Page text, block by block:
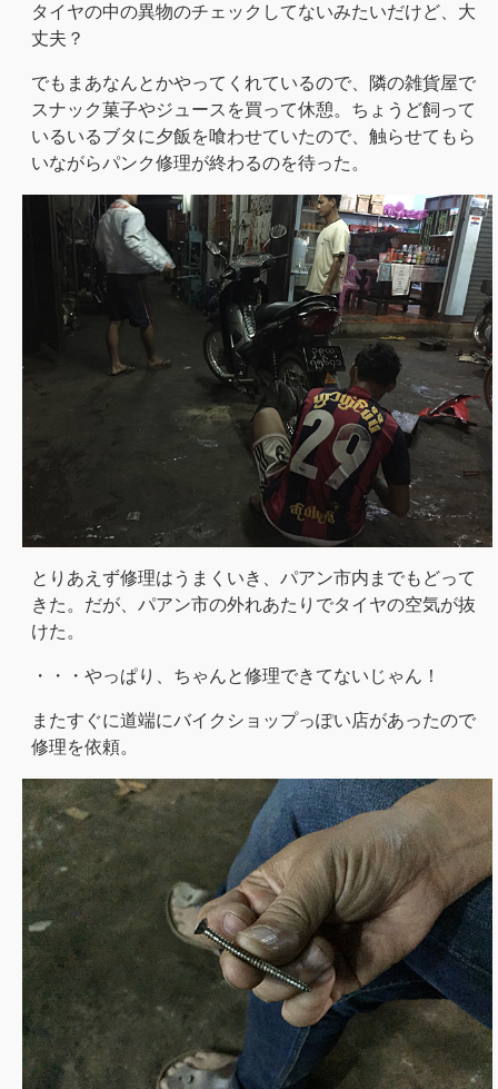
タイヤの中の異物のチェックしてないみたいだけど、大
丈夫？
でもまあなんとかやってくれているので、隣の雑貨屋で
スナック菓子やジュースを買って休憩。ちょうど飼って
いるいるブタに夕飯を喰わせていたので、触らせてもら
いながらパンク修理が終わるのを待った。
とりあえず修理はうまくいき、パアン市内までもどって
きた。だが、パアン市の外れあたりでタイヤの空気が抜
けた。
・・・やっぱり、ちゃんと修理できてないじゃん！
またすぐに道端にバイクショップっぽい店があったので
修理を依頼。